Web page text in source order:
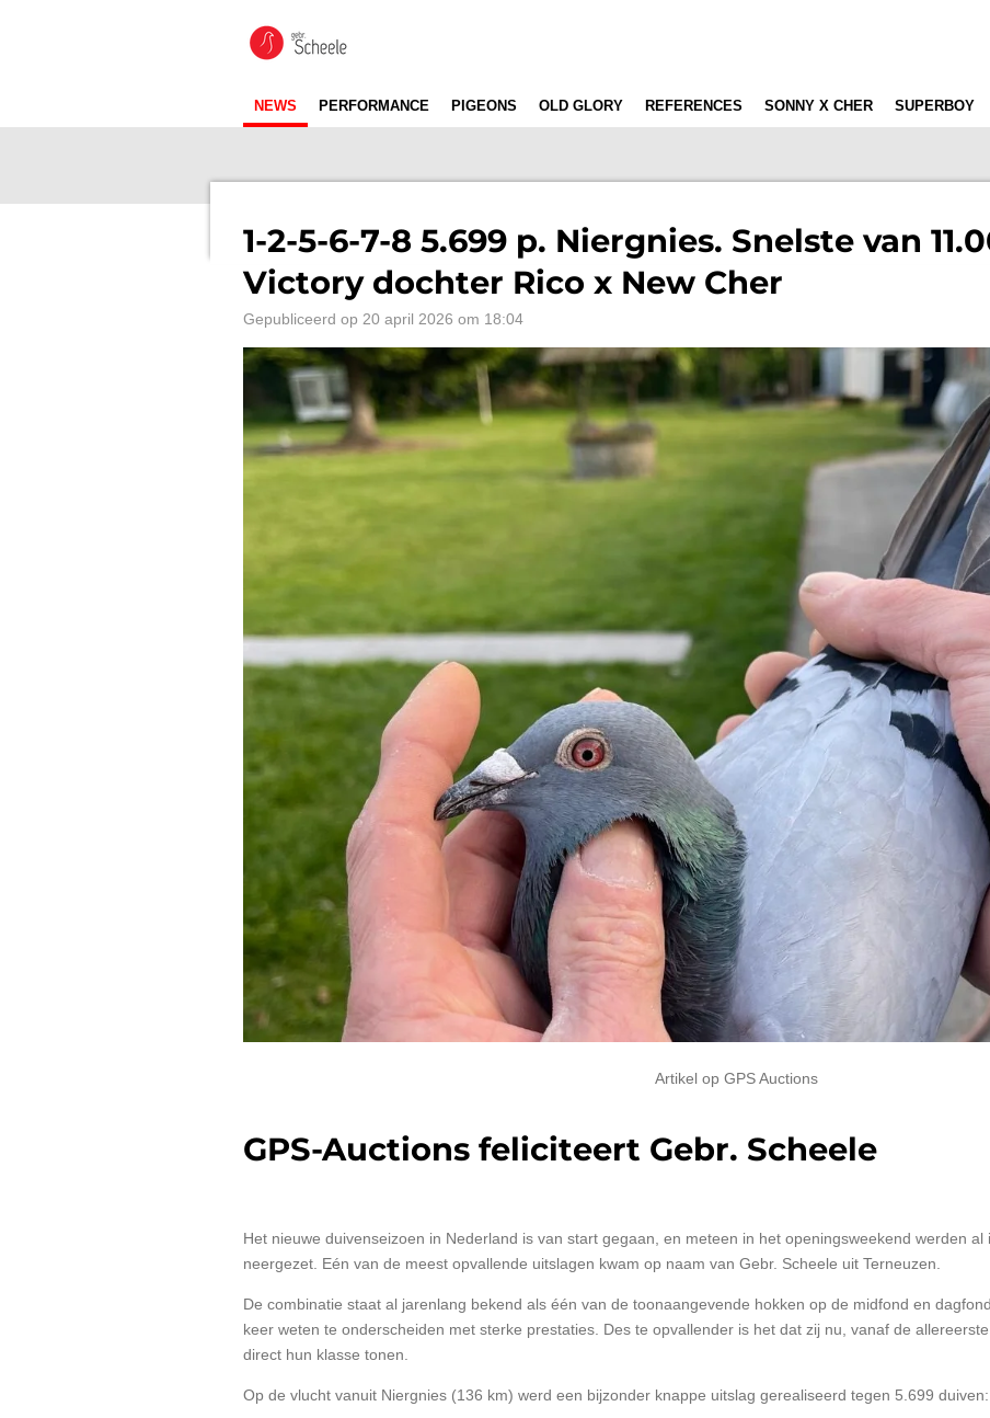
NEWS PERFORMANCE PIGEONS OLD GLORY REFERENCES SONNY X CHER SUPERBOY
1-2-5-6-7-8 5.699 p. Niergnies. Snelste van
Victory dochter Rico x New Cher
Gepubliceerd op 20 april 2026 om 18:04
Artikel op GPS Auctions
GPS-Auctions feliciteert Gebr. Scheele
Het nieuwe duivenseizoen in Nederland is van start gegaan, en meteen in het openingsweekend werden
neergezet. Eén van de meest opvallende uitslagen kwam op naam van Gebr. Scheele uit Terneuzen.
De combinatie staat al jarenlang bekend als één van de toonaangevende hokken op de midfond en
keer weten te onderscheiden met sterke prestaties. Des te opvallender is het dat zij nu, vanaf de
direct hun klasse tonen.
Op de vlucht vanuit Niergnies (136 km) werd een bijzonder knappe uitslag gerealiseerd tegen 5.699 duiven: